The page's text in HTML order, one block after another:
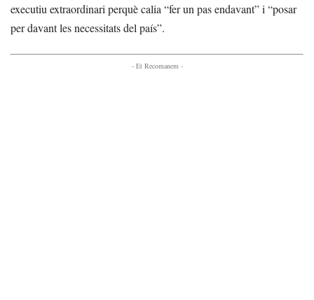
executiu extraordinari perquè calia “fer un pas endavant” i “posar
per davant les necessitats del país”.
- Et Recomanem -